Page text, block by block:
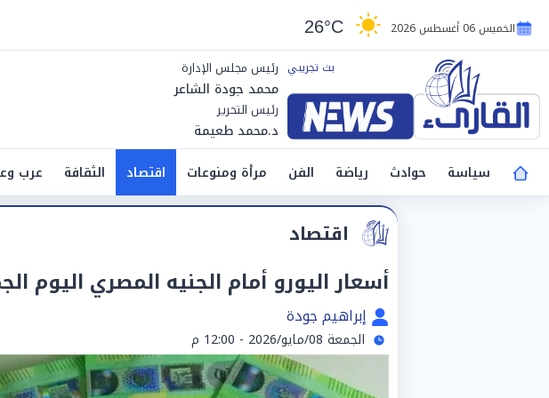
الخميس 06 أغسطس 2026 26°C
رئيس مجلس الإدارة
محمد جودة الشاعر
رئيس التحرير
د.محمد طعيمة
سياسة
حوادث رياضة الفن مرأة ومنوعات اقتصاد الثقافة عرب
اقتصاد
أسعار اليورو أمام الجنيه المصري اليوم الجمعة 8
إبراهيم جودة
الجمعة 08/مايو/2026 - 12:00 م